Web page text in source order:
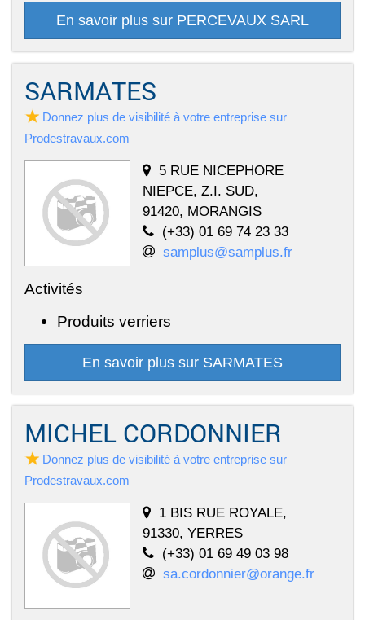
En savoir plus sur PERCEVAUX SARL
SARMATES
Donnez plus de visibilité à votre entreprise sur
Prodestravaux.com
5 RUE NICEPHORE
NIEPCE, Z.I. SUD,
91420, MORANGIS
(+33) 01 69 74 23 33
samplus@samplus.fr
Activités
Produits verriers
En savoir plus sur SARMATES
MICHEL CORDONNIER
Donnez plus de visibilité à votre entreprise sur
Prodestravaux.com
1 BIS RUE ROYALE,
91330, YERRES
(+33) 01 69 49 03 98
sa.cordonnier@orange.fr